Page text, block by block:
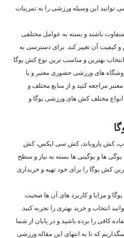
توانید این وسیله ورزشی را به تمرینات
باشند و بسته به عوامل مختلفی
کیفیت آن تغییر کند. برای دسترسی به
بهترین و مناسب ترین نوع کش یوگا
های ورزشی حضوری معتبر و یا
مراجعه کنید و از منابع مختلف و
مختلف کش های ورزشی یوگا و
کش پاروباند، کش سی ایکس، کش
که یوگی ها و یوگینی ها بسته به نیاز و سطح
کش یوگا را برای خود تهیه و خریداری
و مزایا و کاربرد های آن ها صحبت
انتخاب و خرید بهتری را تجربه کنید.
کافی را برده باشید و در پایان از شما
که تا به انتهای این مقاله ورزشی